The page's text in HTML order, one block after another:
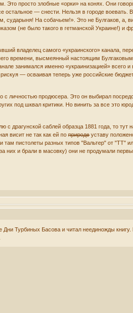
просто злобные «орки» на конях. Они
— снести. Нельзя в городе
сударыня! На собачьем!». Это не Булгаков, а,
(не было такого в гетманской Украине!)
владелец самого «украинского» канала,
времени, высмеянный настоящим
занимался именно «украинизацией» всего
— осваивая теперь уже российские
личностью продюсера. Это он выбирал
под шквал критики. Но винить за все это
с драгунской саблей образца 1881 года, то
висит не так как ей поприродеуставу
там пистолеты разных типов "Вальтер" от
них и брали в масовку) они не продумали
Турбиных Басова и читал неединожды книгу.